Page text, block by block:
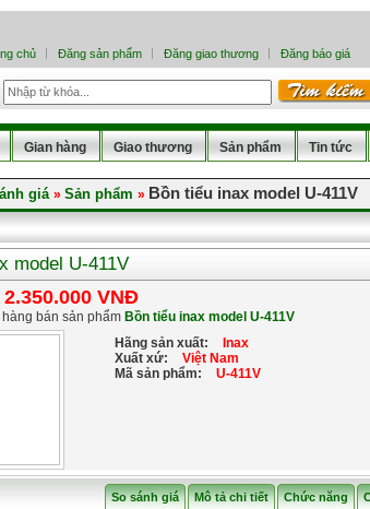
chủ Đăng sản phẩm Đăng giao thương Đăng báo giá
Gian hàng Giao thương Sản phẩm Tin tức
giá » Sản phẩm » Bồn tiểu inax model U-411V
model U-411V
2.350.000 VNĐ
bán sản phẩm Bồn tiểu inax model U-411V
Hãng sản xuất:
Inax
Xuất xứ:
Việt Nam
Mã sản phẩm:
U-411V
So sánh giá Mô tả chi tiết Chức năng